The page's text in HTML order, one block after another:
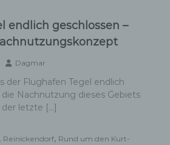
endlich geschlossen –
Dagmar
der Flughafen Tegel endlich
Nachnutzung dieses Gebiets
letzte […]
, Reinickendorf, Rund um den Kurt-